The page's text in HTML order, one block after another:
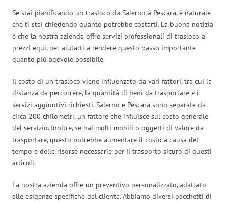
Se stai pianificando un trasloco da Salerno a Pescara, è naturale
che ti stai chiedendo quanto potrebbe costarti. La buona notizia
è che la nostra azienda offre servizi professionali di trasloco a
prezzi equi, per aiutarti a rendere questo passo importante
quanto più agevole possibile.
Il costo di un trasloco viene influenzato da vari fattori, tra cui la
distanza da percorrere, la quantità di beni da trasportare e i
servizi aggiuntivi richiesti. Salerno e Pescara sono separate da
circa 200 chilometri, un fattore che influisce sul costo generale
del servizio. Inoltre, se hai molti mobili o oggetti di valore da
trasportare, questo potrebbe aumentare il costo a causa del
tempo e delle risorse necessarie per il trasporto sicuro di questi
articoli.
La nostra azienda offre un preventivo personalizzato, adattato
alle esigenze specifiche del cliente. Abbiamo diversi pacchetti di